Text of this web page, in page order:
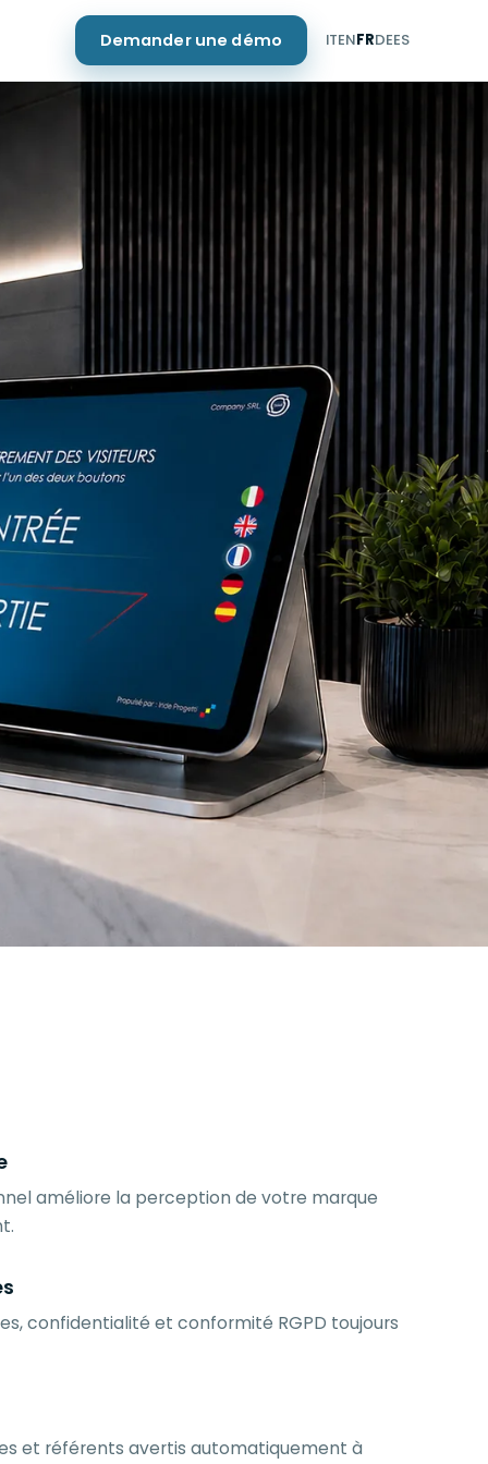
Demander une démo ITENFRDEES
améliore la perception de votre marque
confidentialité et conformité RGPD toujours
et référents avertis automatiquement à